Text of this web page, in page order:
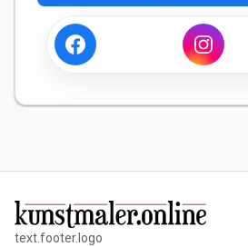
text.footer.logo